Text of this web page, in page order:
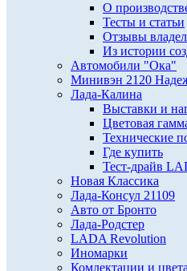
О
Тесты и статьи
Отзывы
Из истории
Автомобили "Ока"
Минивэн 2120
Лада-Калина
Выставки и
Цветовая
Технические
Где купить
Тест-драйв
Новая Классика
Лада-Консул 21109
Авто от Бронто
Лада-Родстер
LADA Revolution
Иномарки
Комлектации и